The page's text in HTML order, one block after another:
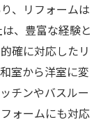
、リフォームは
、豊富な経験と
確に対応したリ
室から洋室に変
チンやバスルー
ォームにも対応